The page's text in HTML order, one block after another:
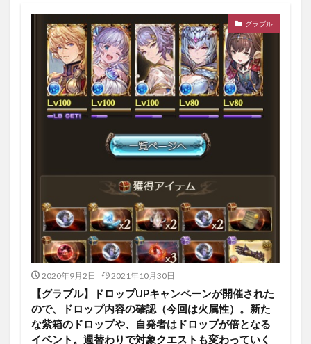
グラブル
2020年9月2日 2021年10月30日
【グラブル】ドロップUPキャンペーンが開催された
ので、ドロップ内容の確認（今回は火属性）。新た
な紫箱のドロップや、自発者はドロップが倍となる
イベント。週替わりで対象クエストも変わっていく